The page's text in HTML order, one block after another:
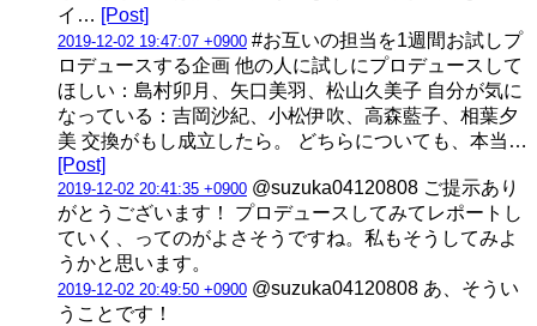
イ… [Post]
2019-12-02 19:47:07 +0900 #お互いの担当を1週間お試しプ
ロデュースする企画 他の人に試しにプロデュースして
ほしい：島村卯月、矢口美羽、松山久美子 自分が気に
なっている：吉岡沙紀、小松伊吹、高森藍子、相葉夕
美 交換がもし成立したら。 どちらについても、本当…
[Post]
2019-12-02 20:41:35 +0900 @suzuka04120808 ご提示あり
がとうございます！ プロデュースしてみてレポートし
ていく、ってのがよさそうですね。私もそうしてみよ
うかと思います。
2019-12-02 20:49:50 +0900 @suzuka04120808 あ、そうい
うことです！